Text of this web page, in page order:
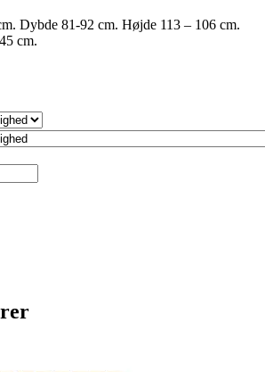
Dybde 81-92 cm. Højde 113 – 106 cm.
cm.